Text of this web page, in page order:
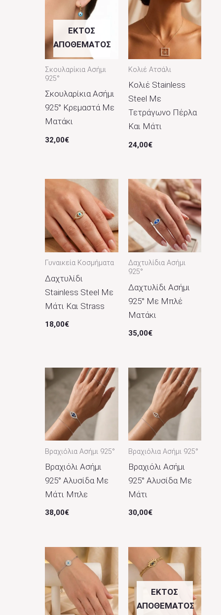
58 1
Χρώμα
Ασημί
Λευκό
Μπλε
ΕΚΤΌΣ
ΑΠΟΘΈΜΑΤΟΣ
Σκουλαρίκια Ασήμι
925°
Σκουλαρίκια Ασήμι
925° Κρεμαστά Με
Ματάκι
32,00€
Κολιέ Ατσάλι
Κολιέ Stainless
Steel Με
Τετράγωνο Πέρλα
Και Μάτι
24,00€
Γυναικεία Κοσμήματα
Δαχτυλίδι
Stainless Steel Με
Μάτι Και Strass
18,00€
Δαχτυλίδια Ασήμι
925°
Δαχτυλίδι Ασήμι
925° Με Μπλέ
Ματάκι
35,00€
Βραχιόλια Ασήμι 925°
Βραχιόλι Ασήμι
925° Αλυσίδα Με
Μάτι Μπλε
38,00€
Βραχιόλια Ασήμι 925°
Βραχιόλι Ασήμι
925° Αλυσίδα Με
Μάτι
30,00€
ΕΚΤΌΣ
ΑΠΟΘΈΜΑΤΟΣ